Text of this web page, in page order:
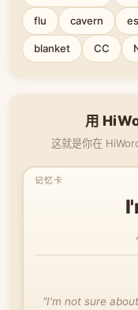
flu cavern
blanket CC
用
这就是你在
"I'm not sure